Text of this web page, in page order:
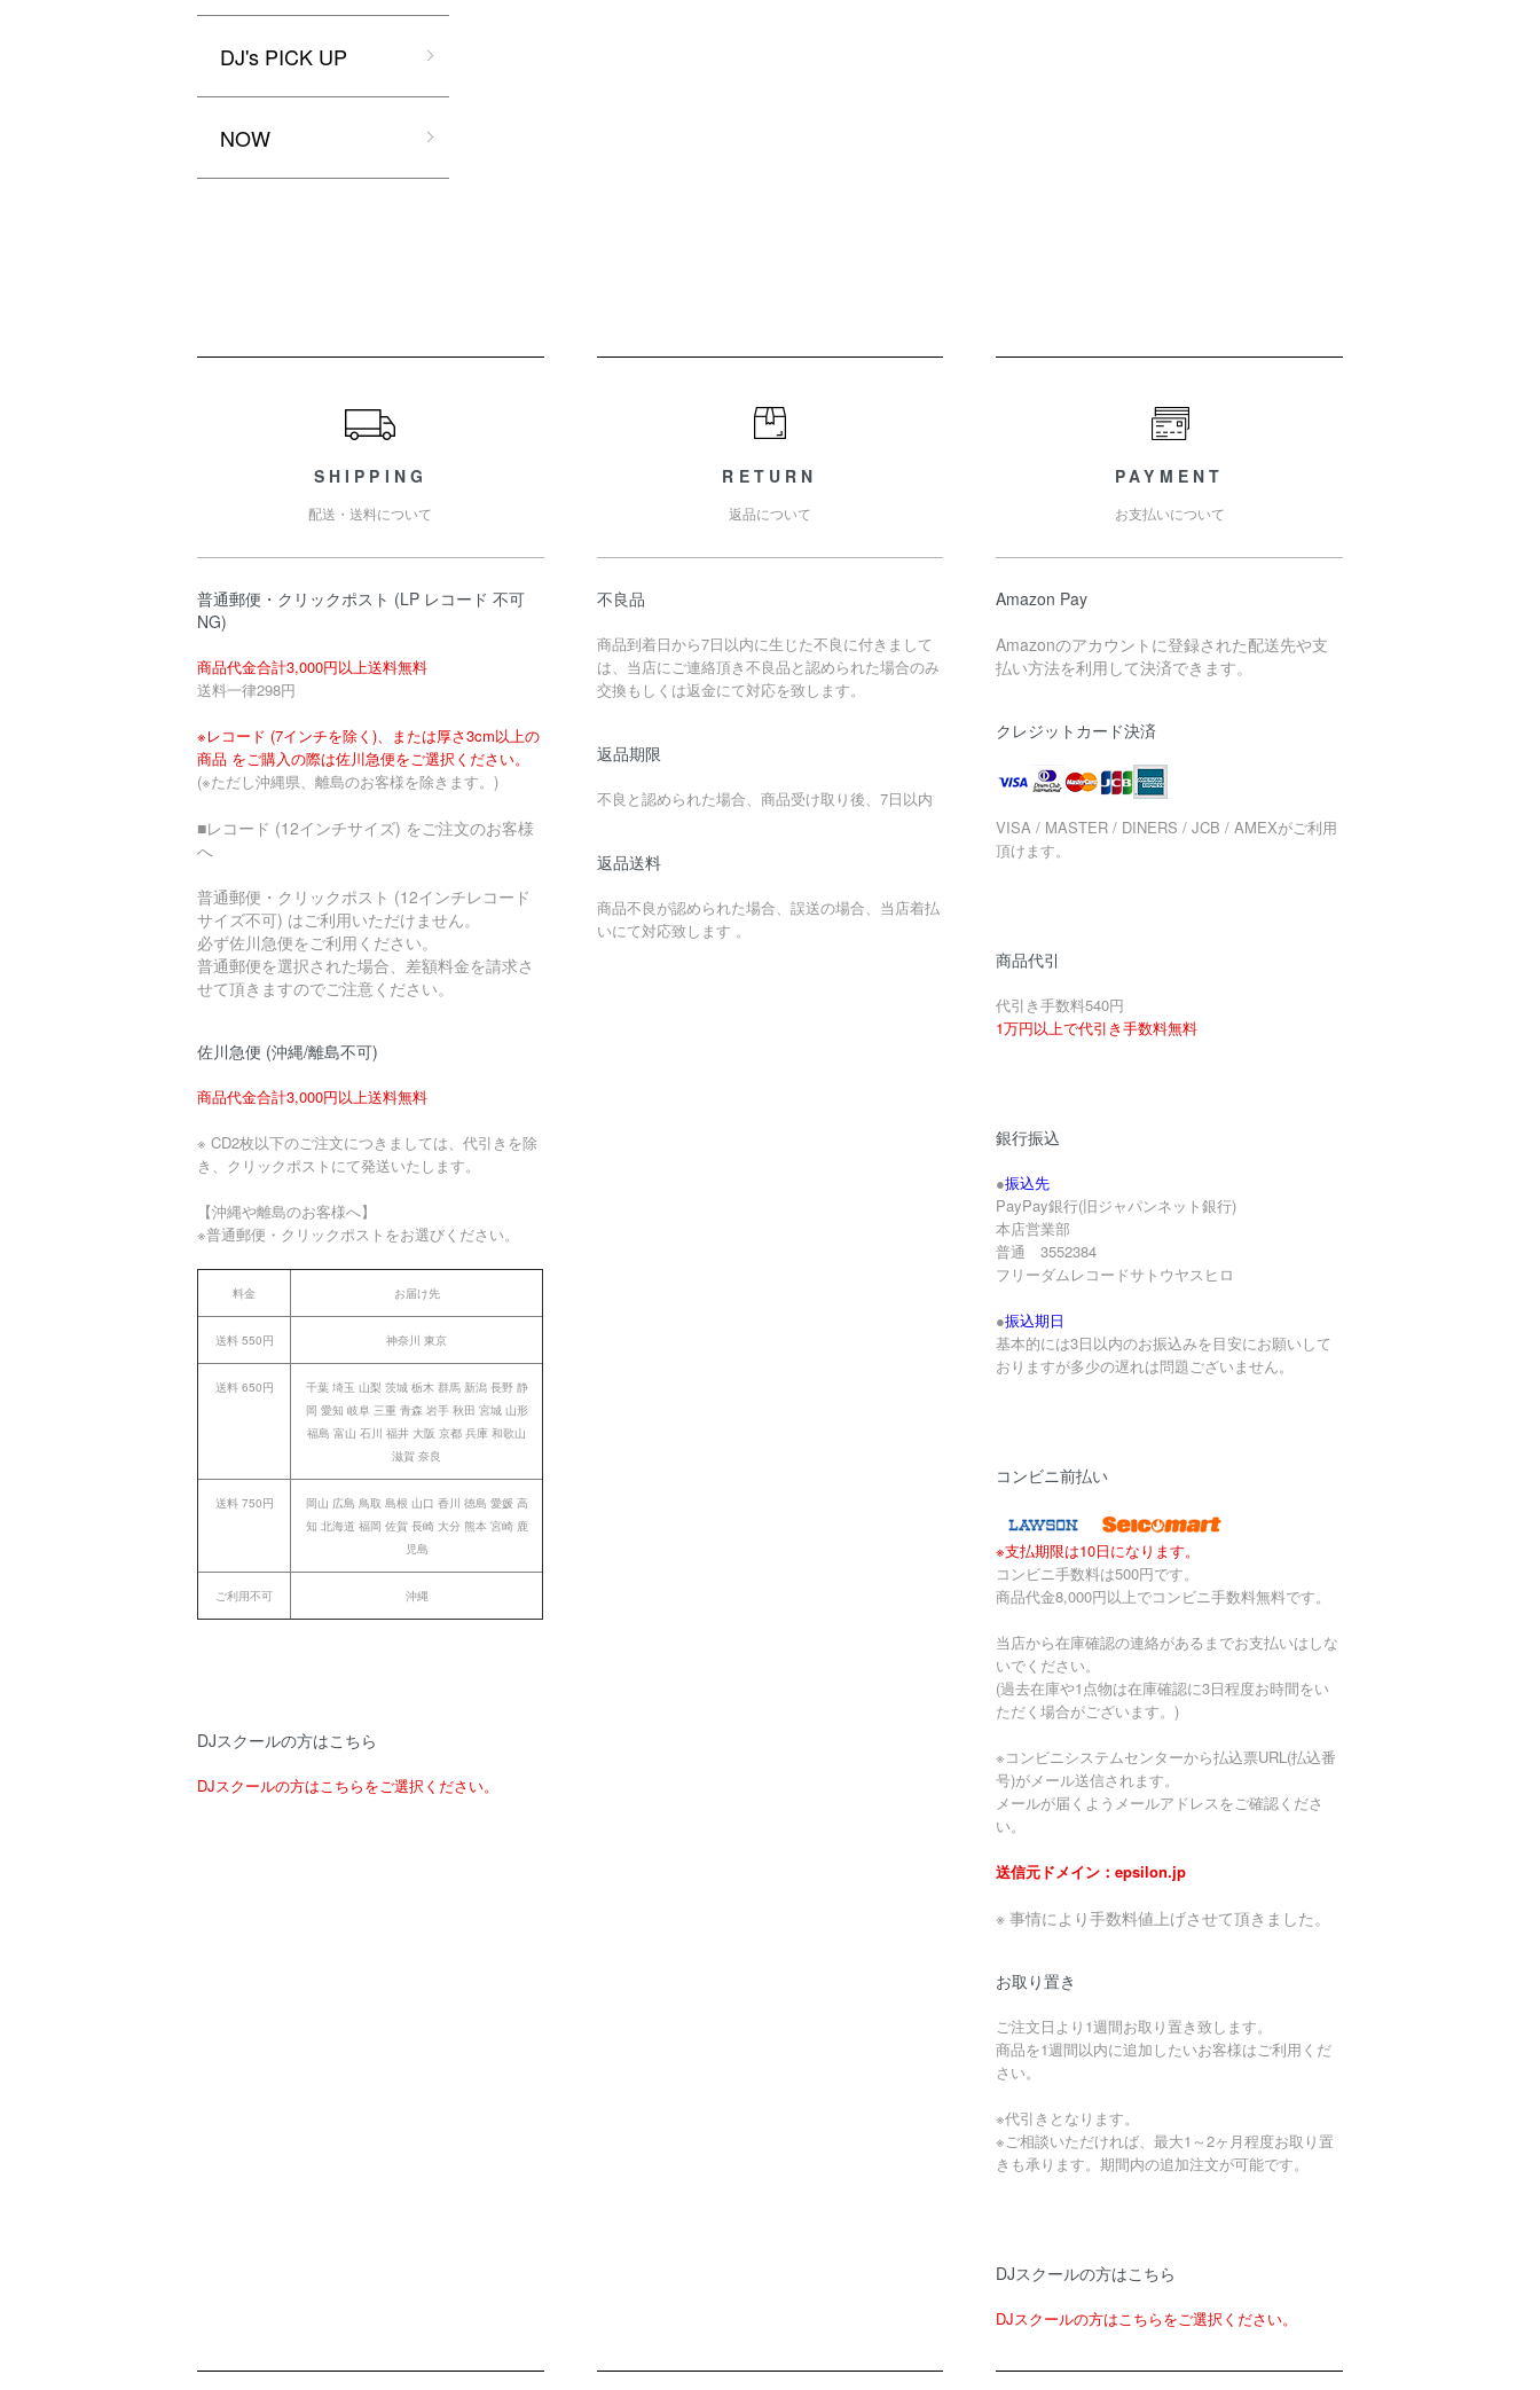
DJ's PICK UP
NOW
SHIPPING
配送・送料について
普通郵便・クリックポスト (LP レコード 不可
NG)
商品代金合計3,000円以上送料無料
送料一律298円
※レコード (7インチを除く)、または厚さ3cm以上の
商品 をご購入の際は佐川急便をご選択ください。
(※ただし沖縄県、離島のお客様を除きます。)
■レコード (12インチサイズ) をご注文のお客様
へ
普通郵便・クリックポスト (12インチレコード
サイズ不可) はご利用いただけません。
必ず佐川急便をご利用ください。
普通郵便を選択された場合、差額料金を請求さ
せて頂きますのでご注意ください。
佐川急便 (沖縄/離島不可)
商品代金合計3,000円以上送料無料
※ CD2枚以下のご注文につきましては、代引きを除
き、クリックポストにて発送いたします。
【沖縄や離島のお客様へ】
※普通郵便・クリックポストをお選びください。
料金 お届け先
送料 550円 神奈川 東京
送料 650円
千葉 埼玉 山梨 茨城 栃木 群馬 新潟 長野 静
岡 愛知 岐阜 三重 青森 岩手 秋田 宮城 山形
福島 富山 石川 福井 大阪 京都 兵庫 和歌山
滋賀 奈良
送料 750円
岡山 広島 鳥取 島根 山口 香川 徳島 愛媛 高
知 北海道 福岡 佐賀 長崎 大分 熊本 宮崎 鹿
児島
ご利用不可 沖縄
DJスクールの方はこちら
DJスクールの方はこちらをご選択ください。
RETURN
返品について
不良品
商品到着日から7日以内に生じた不良に付きまして
は、当店にご連絡頂き不良品と認められた場合のみ
交換もしくは返金にて対応を致します。
返品期限
不良と認められた場合、商品受け取り後、7日以内
返品送料
商品不良が認められた場合、誤送の場合、当店着払
いにて対応致します 。
PAYMENT
お支払いについて
Amazon Pay
Amazonのアカウントに登録された配送先や支
払い方法を利用して決済できます。
クレジットカード決済
VISA / MASTER / DINERS / JCB / AMEXがご利用
頂けます。
商品代引
代引き手数料540円
1万円以上で代引き手数料無料
銀行振込
●振込先
PayPay銀行(旧ジャパンネット銀行)
本店営業部
普通 3552384
フリーダムレコードサトウヤスヒロ
●振込期日
基本的には3日以内のお振込みを目安にお願いして
おりますが多少の遅れは問題ございません。
コンビニ前払い
※支払期限は10日になります。
コンビニ手数料は500円です。
商品代金8,000円以上でコンビニ手数料無料です。
当店から在庫確認の連絡があるまでお支払いはしな
いでください。
(過去在庫や1点物は在庫確認に3日程度お時間をい
ただく場合がございます。)
※コンビニシステムセンターから払込票URL(払込番
号)がメール送信されます。
メールが届くようメールアドレスをご確認くださ
い。
送信元ドメイン：epsilon.jp
※ 事情により手数料値上げさせて頂きました。
お取り置き
ご注文日より1週間お取り置き致します。
商品を1週間以内に追加したいお客様はご利用くだ
さい。
※代引きとなります。
※ご相談いただければ、最大1～2ヶ月程度お取り置
きも承ります。期間内の追加注文が可能です。
DJスクールの方はこちら
DJスクールの方はこちらをご選択ください。